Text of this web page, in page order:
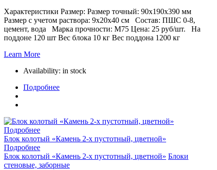
Характеристики Размер: Размер точный: 90х190х390 мм
Размер с учетом раствора: 9х20х40 см Состав: ПШС 0-8,
цемент, вода Марка прочности: М75 Цена: 25 руб/шт. На
поддоне 120 шт Вес блока 10 кг Вес поддона 1200 кг
Learn More
Availability: in stock
Подробнее
Подробнее
Блок колотый «Камень 2-х пустотный, цветной»
Подробнее
Блок колотый «Камень 2-х пустотный, цветной» Блоки
стеновые, заборные